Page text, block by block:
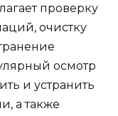
проверку
очистку
осмотр
и устранить
а также